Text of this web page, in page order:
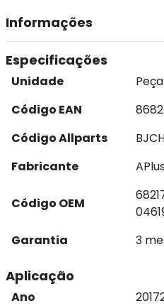
Informações
Especificações
Unidade
Peça
Código EAN
Código Allparts
Fabricante
APlus
Código OEM
Garantia
3
Aplicação
Ano 2017